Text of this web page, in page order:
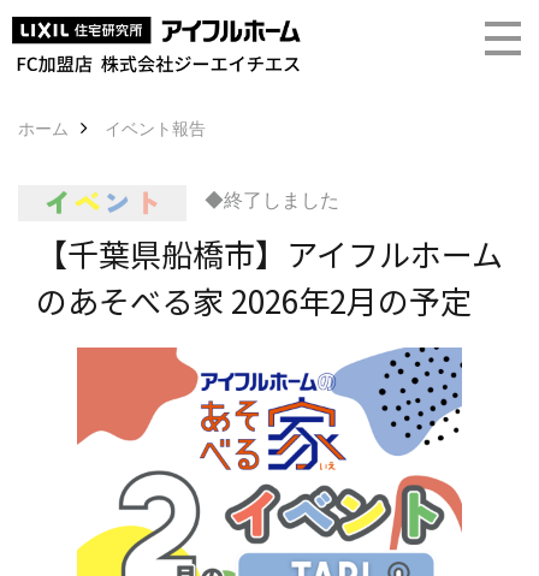
ホーム イベント報告
◆終了しました
【千葉県船橋市】アイフルホーム
のあそべる家 2026年2月の予定